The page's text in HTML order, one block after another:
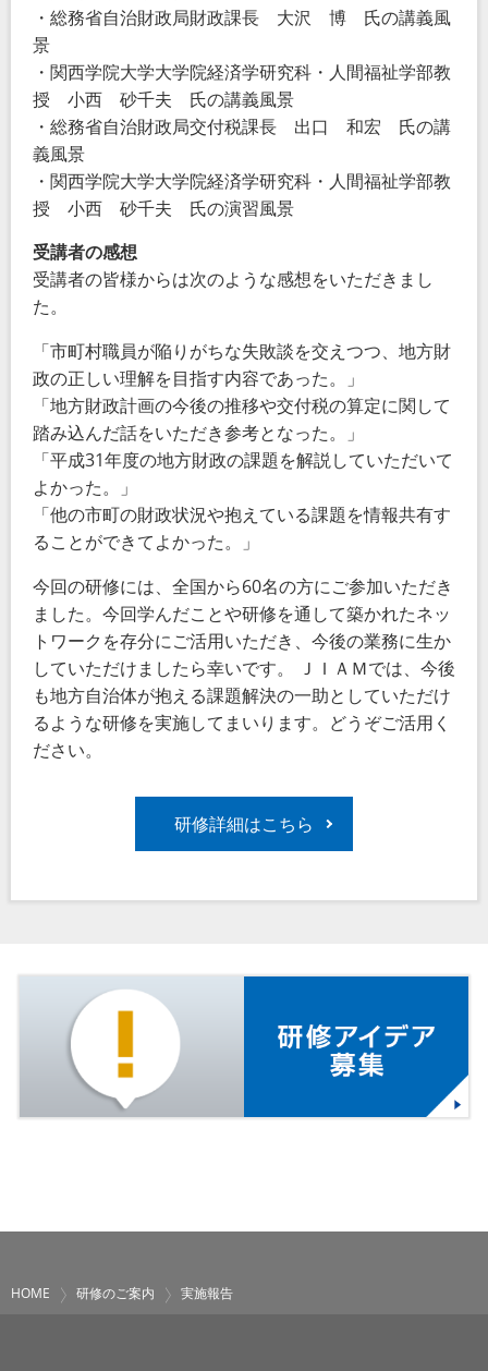
・総務省自治財政局財政課長 大沢 博 氏の講義風
景
・関西学院大学大学院経済学研究科・人間福祉学部教
授 小西 砂千夫 氏の講義風景
・総務省自治財政局交付税課長 出口 和宏 氏の講
義風景
・関西学院大学大学院経済学研究科・人間福祉学部教
授 小西 砂千夫 氏の演習風景
受講者の感想
受講者の皆様からは次のような感想をいただきまし
た。
「市町村職員が陥りがちな失敗談を交えつつ、地方財
政の正しい理解を目指す内容であった。」
「地方財政計画の今後の推移や交付税の算定に関して
踏み込んだ話をいただき参考となった。」
「平成31年度の地方財政の課題を解説していただいて
よかった。」
「他の市町の財政状況や抱えている課題を情報共有す
ることができてよかった。」
今回の研修には、全国から60名の方にご参加いただき
ました。今回学んだことや研修を通して築かれたネッ
トワークを存分にご活用いただき、今後の業務に生か
していただけましたら幸いです。 ＪＩＡＭでは、今後
も地方自治体が抱える課題解決の一助としていただけ
るような研修を実施してまいります。どうぞご活用く
ださい。
研修詳細はこちら
HOME 研修のご案内 実施報告